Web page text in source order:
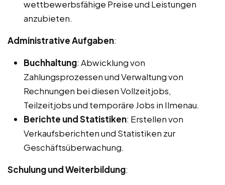
wettbewerbsfähige Preise und Leistungen
anzubieten.
Administrative Aufgaben:
Buchhaltung: Abwicklung von
Zahlungsprozessen und Verwaltung von
Rechnungen bei diesen Vollzeitjobs,
Teilzeitjobs und temporäre Jobs in Ilmenau.
Berichte und Statistiken: Erstellen von
Verkaufsberichten und Statistiken zur
Geschäftsüberwachung.
Schulung und Weiterbildung: